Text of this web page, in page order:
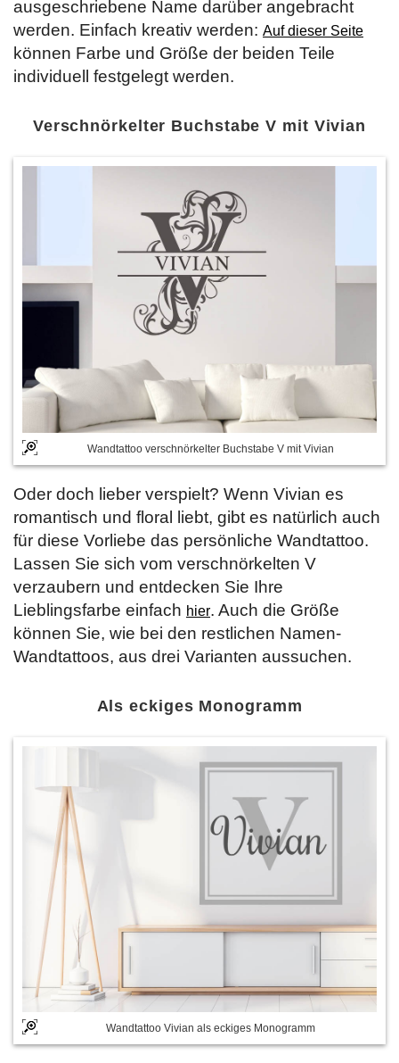
ausgeschriebene Name darüber angebracht
werden. Einfach kreativ werden: Auf dieser Seite
können Farbe und Größe der beiden Teile
individuell festgelegt werden.
Verschnörkelter Buchstabe V mit Vivian
Wandtattoo verschnörkelter Buchstabe V mit Vivian
Oder doch lieber verspielt? Wenn Vivian es
romantisch und floral liebt, gibt es natürlich auch
für diese Vorliebe das persönliche Wandtattoo.
Lassen Sie sich vom verschnörkelten V
verzaubern und entdecken Sie Ihre
Lieblingsfarbe einfach hier. Auch die Größe
können Sie, wie bei den restlichen Namen-
Wandtattoos, aus drei Varianten aussuchen.
Als eckiges Monogramm
Wandtattoo Vivian als eckiges Monogramm